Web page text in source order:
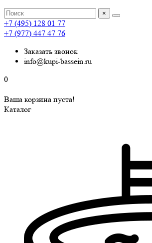
×
+7 (495) 128 01 77
+7 (977) 447 47 76
Заказать звонок
info@kupi-bassein.ru
0
Ваша корзина пуста!
Каталог